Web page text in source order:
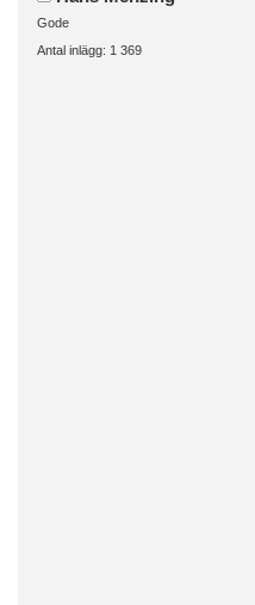
Gode
Antal inlägg: 1 369